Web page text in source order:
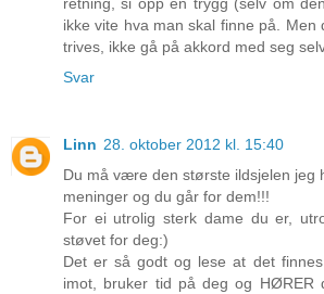
ikke vite hva man skal finne på. Men
trives, ikke gå på akkord med seg
Svar
Linn 28. oktober 2012 kl. 15:40
Du må være den største ildsjelen jeg
meninger og du går for dem!!!
For ei utrolig sterk dame du er,
støvet for deg:)
Det er så godt og lese at det
imot, bruker tid på deg og HØRER